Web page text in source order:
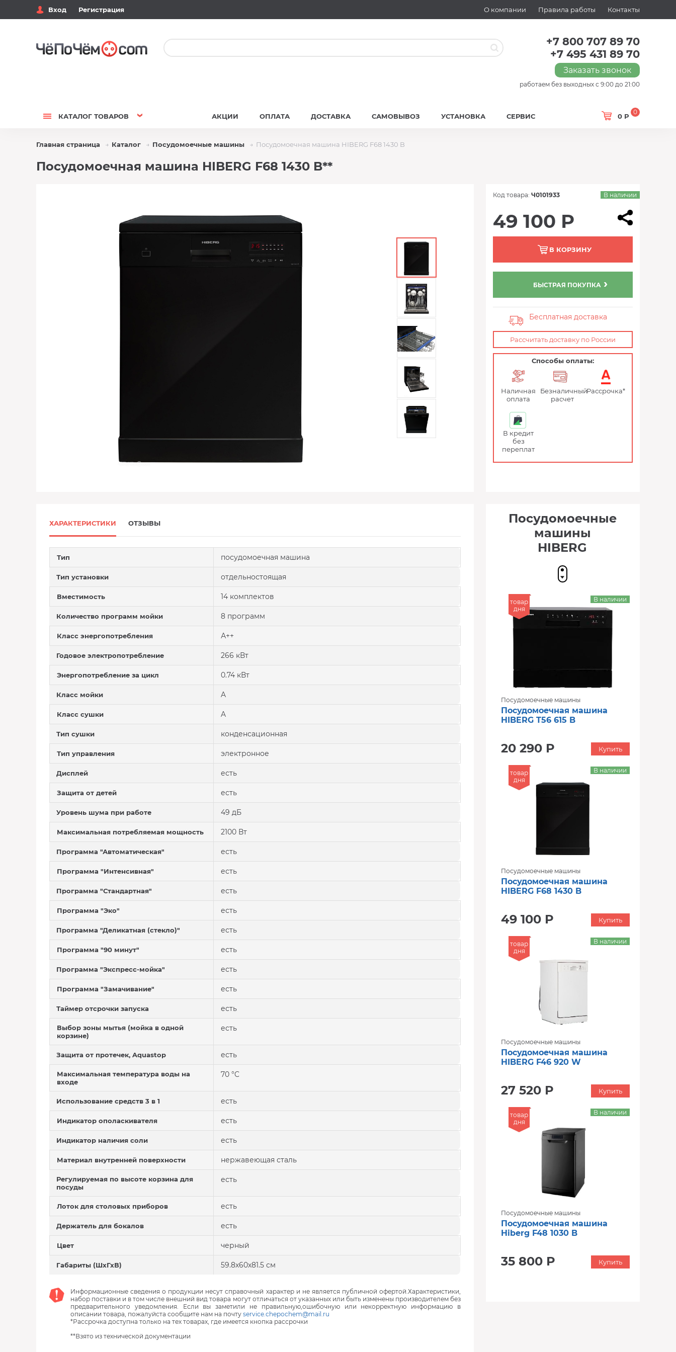
Вход Регистрация О компании Правила работы Контакты
+7 800 707 89 70
+7 495 431 89 70
Заказать звонок
работаем без выходных с 9:00 до 21:00
КАТАЛОГ ТОВАРОВ 0 Р
0
АКЦИИ ОПЛАТА ДОСТАВКА САМОВЫВОЗ УСТАНОВКА СЕРВИС
Главная страница Каталог Посудомоечные машины Посудомоечная машина HIBERG F68 1430 B
Посудомоечная машина HIBERG F68 1430 B**
Код товара: Ч0101933 В наличии
49 100 Р
В КОРЗИНУ
БЫСТРАЯ ПОКУПКА
Бесплатная доставка
Рассчитать доставку по России
Способы оплаты:
Наличная
оплата
Безналичный
расчет
Рассрочка*
В кредит
без
переплат
ХАРАКТЕРИСТИКИ ОТЗЫВЫ
Тип посудомоечная машина
Тип установки отдельностоящая
Вместимость 14 комплектов
Количество программ мойки 8 программ
Класс энергопотребления А++
Годовое электропотребление 266 кВт
Энергопотребление за цикл 0.74 кВт
Класс мойки A
Класс сушки A
Тип сушки конденсационная
Тип управления электронное
Дисплей есть
Защита от детей есть
Уровень шума при работе 49 дБ
Максимальная потребляемая мощность 2100 Вт
Программа "Автоматическая" есть
Программа "Интенсивная" есть
Программа "Стандартная" есть
Программа "Эко" есть
Программа "Деликатная (стекло)" есть
Программа "90 минут" есть
Программа "Экспресс-мойка" есть
Программа "Замачивание" есть
Таймер отсрочки запуска есть
Выбор зоны мытья (мойка в одной
корзине)
есть
Защита от протечек, Aquastop есть
Максимальная температура воды на
входе
70 °C
Использование средств 3 в 1 есть
Индикатор ополаскивателя есть
Индикатор наличия соли есть
Материал внутренней поверхности нержавеющая сталь
Регулируемая по высоте корзина для
посуды
есть
Лоток для столовых приборов есть
Держатель для бокалов есть
Цвет черный
Габариты (ШхГхВ) 59.8х60х81.5 см
Информационные сведения о продукции несут справочный характер и не является публичной офертой.Характеристики,
набор поставки и в том числе внешний вид товара могут отличаться от указанных или быть изменены производителем без
предварительного уведомления. Если вы заметили не правильную,ошибочную или некорректную информацию в
описании товара, пожалуйста сообщите нам на почту service.chepochem@mail.ru
*Рассрочка доступна только на тех товарах, где имеется кнопка рассрочки
**Взято из технической документации
Посудомоечные
машины
HIBERG
товар
дня
Посудомоечные машины
Посудомоечная машина
HIBERG T56 615 B
20 290 Р
В наличии
Купить
товар
дня
Посудомоечные машины
Посудомоечная машина
HIBERG F68 1430 B
49 100 Р
В наличии
Купить
товар
дня
Посудомоечные машины
Посудомоечная машина
HIBERG F46 920 W
27 520 Р
В наличии
Купить
товар
дня
Посудомоечные машины
Посудомоечная машина
Hiberg F48 1030 B
35 800 Р
В наличии
Купить